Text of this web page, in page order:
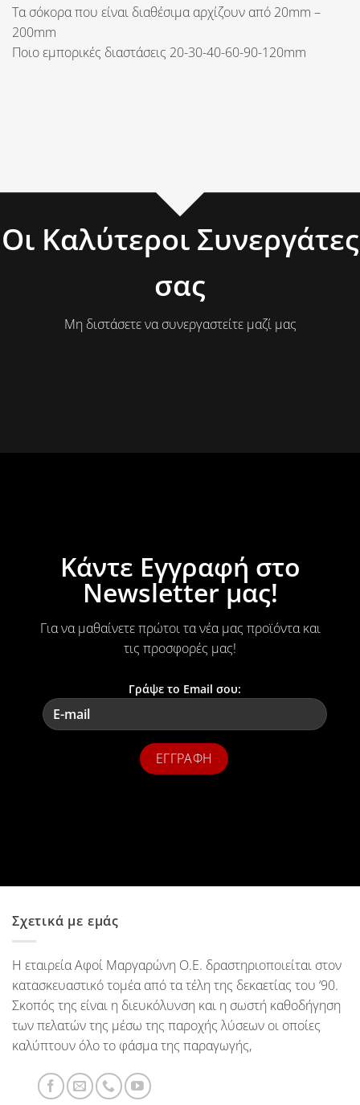
Τα σόκορα που είναι διαθέσιμα αρχίζουν από 20mm –
200mm
Ποιο εμπορικές διαστάσεις 20-30-40-60-90-120mm
Οι Καλύτεροι Συνεργάτες
σας
Μη διστάσετε να συνεργαστείτε μαζί μας
Κάντε Εγγραφή στο
Newsletter μας!
Για να μαθαίνετε πρώτοι τα νέα μας προϊόντα και
τις προσφορές μας!
Γράψε το Email σου:
Σχετικά με εμάς
Η εταιρεία Αφοί Μαργαρώνη Ο.Ε. δραστηριοποιείται στον
κατασκευαστικό τομέα από τα τέλη της δεκαετίας του ‘90.
Σκοπός της είναι η διευκόλυνση και η σωστή καθοδήγηση
των πελατών της μέσω της παροχής λύσεων οι οποίες
καλύπτουν όλο το φάσμα της παραγωγής,